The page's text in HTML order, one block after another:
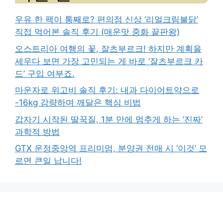
우유 한 팩이 통째로? 편의점 신상 ‘리얼크림불닭’
직접 먹어본 솔직 후기 (매운맛 중화 끝판왕)
오스트리아 여행의 꽃, 잘츠부르크! 하지만 계획을
세우다 보면 가장 고민되는 게 바로 ‘잘츠부르크 카
드’ 구입 여부죠.
마운자로 위고비 솔직 후기: 내과 다이어트약으로
-16kg 감량하며 깨달은 핵심 비법
갑자기 시작된 딸꾹질, 1분 만에 멈추게 하는 ‘진짜’
과학적 방법
GTX 운정중앙역 프리미엄, 분양권 전매 시 ‘이것’ 모
르면 큰일 납니다!